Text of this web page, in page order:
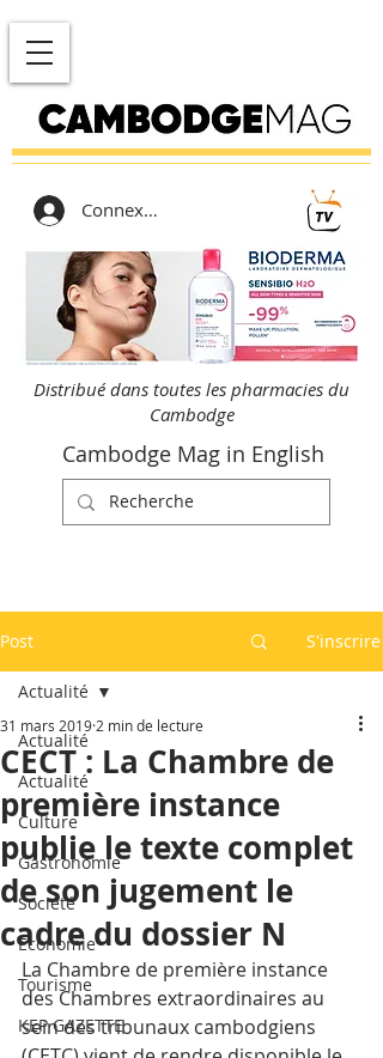
Connexion
Distribué dans toutes les pharmacies du
Cambodge
Cambodge Mag in English
Post S'inscrire
Actualité
Actualité
Culture
Gastronomie
Société
Economie
Tourisme
KEP GAZETTE
Actualité
CECT : La Chambre de
première instance
publie le texte complet
de son jugement le
cadre du dossier N
31 mars 2019 2 min de lecture
La Chambre de première instance
des Chambres extraordinaires au
sein des tribunaux cambodgiens